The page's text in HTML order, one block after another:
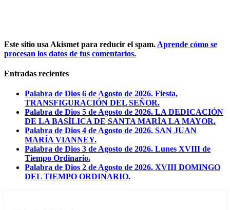
Este sitio usa Akismet para reducir el spam. Aprende cómo se
procesan los datos de tus comentarios.
Entradas recientes
Palabra de Dios 6 de Agosto de 2026. Fiesta,
TRANSFIGURACIÓN DEL SEÑOR.
Palabra de Dios 5 de Agosto de 2026. LA DEDICACIÓN
DE LA BASÍLICA DE SANTA MARÍA LA MAYOR.
Palabra de Dios 4 de Agosto de 2026. SAN JUAN
MARÍA VIANNEY.
Palabra de Dios 3 de Agosto de 2026. Lunes XVIII de
Tiempo Ordinario.
Palabra de Dios 2 de Agosto de 2026. XVIII DOMINGO
DEL TIEMPO ORDINARIO.